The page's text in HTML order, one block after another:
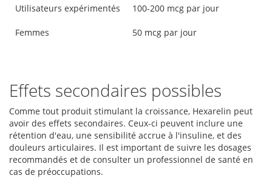
Utilisateurs expérimentés 100-200 mcg par jour
Femmes 50 mcg par jour
Effets secondaires possibles
Comme tout produit stimulant la croissance, Hexarelin peut
avoir des effets secondaires. Ceux-ci peuvent inclure une
rétention d'eau, une sensibilité accrue à l'insuline, et des
douleurs articulaires. Il est important de suivre les dosages
recommandés et de consulter un professionnel de santé en
cas de préoccupations.